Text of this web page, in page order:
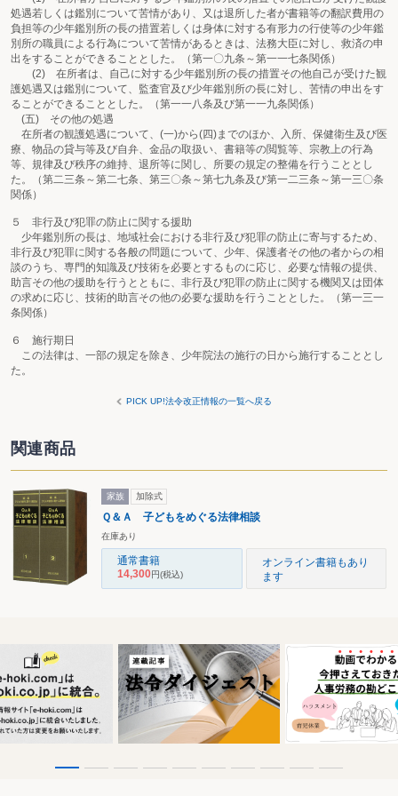
処遇若しくは鑑別について苦情があり、又は退所した者が書籍等の翻訳費用の
負担等の少年鑑別所の長の措置若しくは身体に対する有形力の行使等の少年鑑
別所の職員による行為について苦情があるときは、法務大臣に対し、救済の申
出をすることができることとした。（第一〇九条～第一一七条関係）
(2) 在所者は、自己に対する少年鑑別所の長の措置その他自己が受けた観
護処遇又は鑑別について、監査官及び少年鑑別所の長に対し、苦情の申出をす
ることができることとした。（第一一八条及び第一一九条関係）
(五) その他の処遇
在所者の観護処遇について、(一)から(四)までのほか、入所、保健衛生及び医
療、物品の貸与等及び自弁、金品の取扱い、書籍等の閲覧等、宗教上の行為
等、規律及び秩序の維持、退所等に関し、所要の規定の整備を行うこととし
た。（第二三条～第二七条、第三〇条～第七九条及び第一二三条～第一三〇条
関係）
５ 非行及び犯罪の防止に関する援助
少年鑑別所の長は、地域社会における非行及び犯罪の防止に寄与するため、
非行及び犯罪に関する各般の問題について、少年、保護者その他の者からの相
談のうち、専門的知識及び技術を必要とするものに応じ、必要な情報の提供、
助言その他の援助を行うとともに、非行及び犯罪の防止に関する機関又は団体
の求めに応じ、技術的助言その他の必要な援助を行うこととした。（第一三一
条関係）
６ 施行期日
この法律は、一部の規定を除き、少年院法の施行の日から施行することとし
た。
PICK UP!法令改正情報の一覧へ戻る
関連商品
家族 加除式
Ｑ＆Ａ 子どもをめぐる法律相談
在庫あり
通常書籍
14,300円(税込)
オンライン書籍もあり
ます